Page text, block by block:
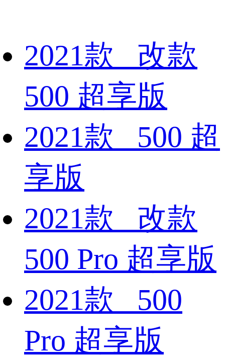
2021款 改款
500 超享版
2021款 500 超
享版
2021款 改款
500 Pro 超享版
2021款 500
Pro 超享版